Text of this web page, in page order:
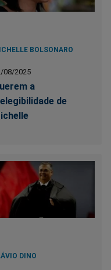
BOLSONARO
08/2025
a
de
DINO